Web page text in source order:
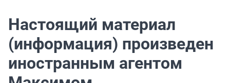
Настоящий материал
(информация) произведен
иностранным агентом